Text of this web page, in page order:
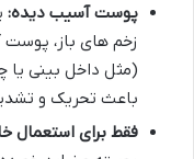
پوست آسیب دیده:
زخم های باز،
(مثل داخل بینی یا
باعث تحریک و
فقط برای استعمال